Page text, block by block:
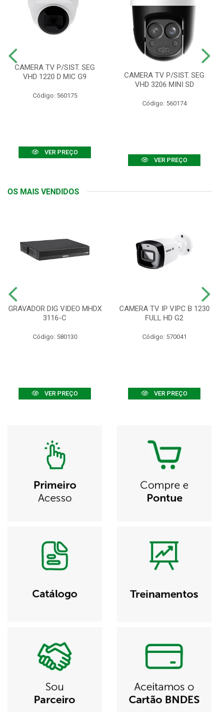
CAMERA TV P/SIST. SEG
VHD 1220 D MIC G9
Código: 560175
VER PREÇO
CAMERA TV P/SIST. SEG
VHD 3206 MINI SD
Código: 560174
VER PREÇO
OS MAIS VENDIDOS
GRAVADOR DIG VIDEO MHDX
3116-C
Código: 580130
VER PREÇO
CAMERA TV IP VIPC B 1230
FULL HD G2
Código: 570041
VER PREÇO